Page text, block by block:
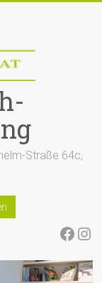
Straße 64c,